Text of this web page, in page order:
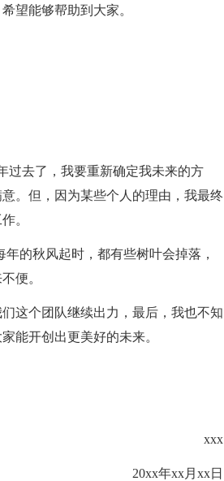
望能够帮助到大家。
过去了，我要重新确定我未来的方
。但，因为某些个人的理由，我最终
。
的秋风起时，都有些树叶会掉落，
便。
这个团队继续出力，最后，我也不知
能开创出更美好的未来。
xxx
20xx年xx月xx日